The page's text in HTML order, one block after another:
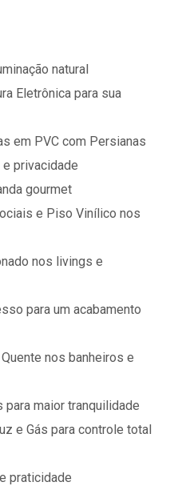
natural
Eletrônica para sua
em PVC com Persianas
privacidade
gourmet
e Piso Vinílico nos
nos livings e
para um acabamento
nos banheiros e
maior tranquilidade
e Gás para controle total
praticidade